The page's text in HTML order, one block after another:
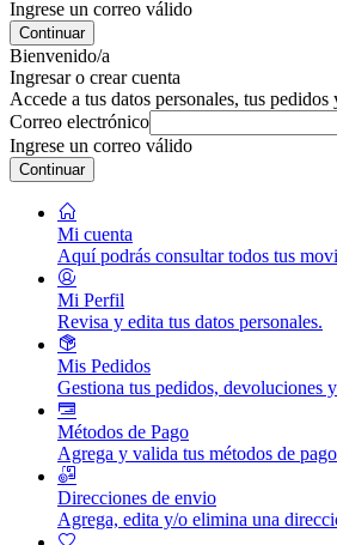
Ingrese un correo válido
Continuar
Bienvenido/a
Ingresar o crear cuenta
Accede a tus datos personales, tus
Correo electrónico
Ingrese un correo válido
Continuar
Mi cuenta
Aquí podrás consultar todos tus
Mi Perfil
Revisa y edita tus datos personales.
Mis Pedidos
Gestiona tus pedidos, devoluciones
Métodos de Pago
Agrega y valida tus métodos de
Direcciones de envio
Agrega, edita y/o elimina una